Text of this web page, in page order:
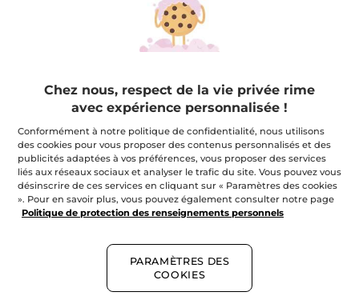
Vos échantillons GRATUITS avec toute
commande*
★★★★★
★★★★★
pour
AJOUTER UN AVIS
Quantité
EN RUPTURE DE STOCK
Paiement sécurisé
Composition de l'ensemble
Chez nous, respect de la vie privée rime
avec expérience personnalisée !
Conformément à notre politique de confidentialité, nous utilisons
des cookies pour vous proposer des contenus personnalisés et des
publicités adaptées à vos préférences, vous proposer des services
liés aux réseaux sociaux et analyser le trafic du site. Vous pouvez vous
désinscrire de ces services en cliquant sur « Paramètres des cookies
». Pour en savoir plus, vous pouvez également consulter notre page
Politique de protection des renseignements personnels
PARAMÈTRES DES
COOKIES